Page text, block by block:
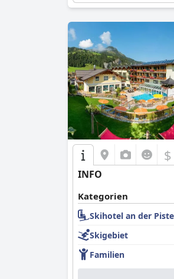
$
INFO
Kategorien
Skihotel an der Piste
Skigebiet
Familien